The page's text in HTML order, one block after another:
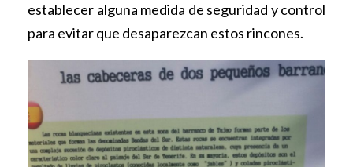
establecer alguna medida de seguridad y control
para evitar que desaparezcan estos rincones.